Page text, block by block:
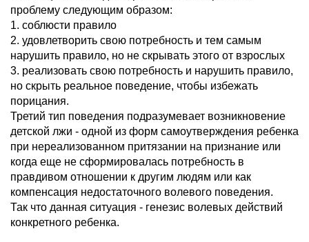
проблему следующим образом:
1. соблюсти правило
2. удовлетворить свою потребность и тем самым
нарушить правило, но не скрывать этого от взрослых
3. реализовать свою потребность и нарушить правило,
но скрыть реальное поведение, чтобы избежать
порицания.
Третий тип поведения подразумевает возникновение
детской лжи - одной из форм самоутверждения ребенка
при нереализованном притязании на признание или
когда еще не сформировалась потребность в
правдивом отношении к другим людям или как
компенсация недостаточного волевого поведения.
Так что данная ситуация - генезис волевых действий
конкретного ребенка.